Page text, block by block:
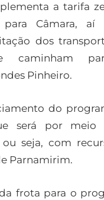
a tarifa
para Câmara, aí
dos
caminham
Pinheiro.
do
será por meio
seja, com
Parnamirim.
frota para o